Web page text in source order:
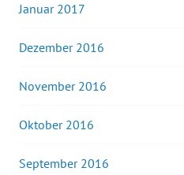
Januar 2017
Dezember 2016
November 2016
Oktober 2016
September 2016